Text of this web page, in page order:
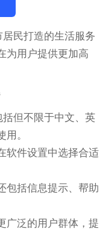
民打造的生活服务
为用户提供更加高
但不限于中文、英
。
软件设置中选择合适
包括信息提示、帮助
广泛的用户群体，提